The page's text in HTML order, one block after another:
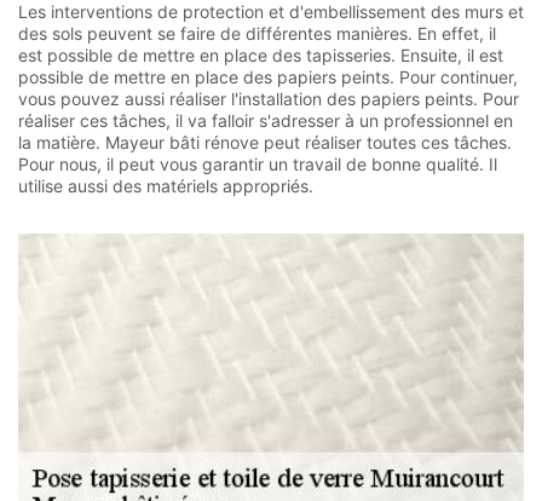
Les interventions de protection et d'embellissement des murs et
des sols peuvent se faire de différentes manières. En effet, il
est possible de mettre en place des tapisseries. Ensuite, il est
possible de mettre en place des papiers peints. Pour continuer,
vous pouvez aussi réaliser l'installation des papiers peints. Pour
réaliser ces tâches, il va falloir s'adresser à un professionnel en
la matière. Mayeur bâti rénove peut réaliser toutes ces tâches.
Pour nous, il peut vous garantir un travail de bonne qualité. Il
utilise aussi des matériels appropriés.